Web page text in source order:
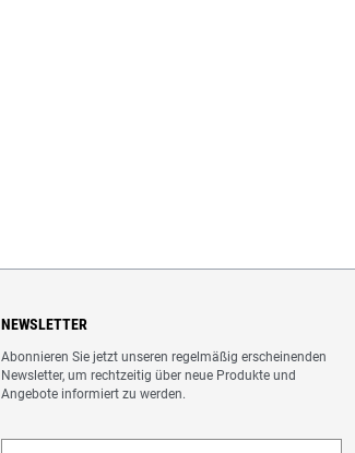
NEWSLETTER
Abonnieren Sie jetzt unseren regelmäßig erscheinenden
Newsletter, um rechtzeitig über neue Produkte und
Angebote informiert zu werden.